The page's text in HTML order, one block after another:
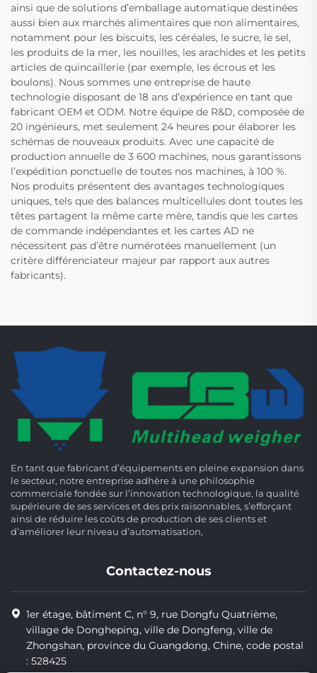
ainsi que de solutions d’emballage automatique destinées
aussi bien aux marchés alimentaires que non alimentaires,
notamment pour les biscuits, les céréales, le sucre, le sel,
les produits de la mer, les nouilles, les arachides et les petits
articles de quincaillerie (par exemple, les écrous et les
boulons). Nous sommes une entreprise de haute
technologie disposant de 18 ans d’expérience en tant que
fabricant OEM et ODM. Notre équipe de R&D, composée de
20 ingénieurs, met seulement 24 heures pour élaborer les
schémas de nouveaux produits. Avec une capacité de
production annuelle de 3 600 machines, nous garantissons
l’expédition ponctuelle de toutes nos machines, à 100 %.
Nos produits présentent des avantages technologiques
uniques, tels que des balances multicellules dont toutes les
têtes partagent la même carte mère, tandis que les cartes
de commande indépendantes et les cartes AD ne
nécessitent pas d’être numérotées manuellement (un
critère différenciateur majeur par rapport aux autres
fabricants).
En tant que fabricant d’équipements en pleine expansion dans
le secteur, notre entreprise adhère à une philosophie
commerciale fondée sur l’innovation technologique, la qualité
supérieure de ses services et des prix raisonnables, s’efforçant
ainsi de réduire les coûts de production de ses clients et
d’améliorer leur niveau d’automatisation,
Contactez-nous
1er étage, bâtiment C, n° 9, rue Dongfu Quatrième,
village de Dongheping, ville de Dongfeng, ville de
Zhongshan, province du Guangdong, Chine, code postal
: 528425